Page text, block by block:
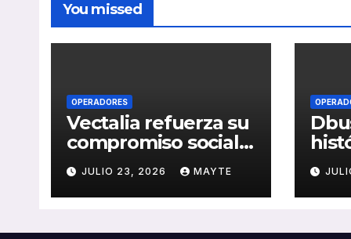
You missed
OPERADORES
Vectalia refuerza su
compromiso social y
medioambiental
con la publicación
de su Memoria de
JULIO 23, 2026 MAYTE
del